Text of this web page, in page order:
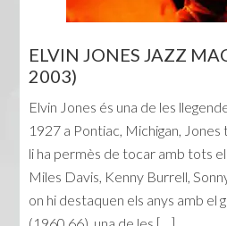
ELVIN JONES JAZZ
2003)
Elvin Jones és una de les
1927 a Pontiac, Michigan,
li ha permès de tocar amb tots
Miles Davis, Kenny Burrell,
on hi destaquen els anys amb el